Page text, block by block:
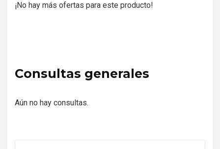
¡No hay más ofertas para este producto!
Consultas generales
Aún no hay consultas.